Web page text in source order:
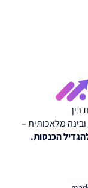
בין
מלאכותית –
הכנסות.